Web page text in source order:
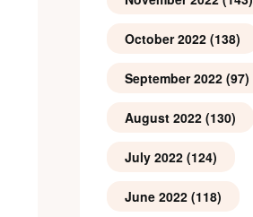
October 2022(138)
September 2022(97)
August 2022(130)
July 2022(124)
June 2022(118)